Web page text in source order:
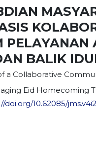
PELAYANAN
BALIK
a Collaborative
Eid Homecoming
doi.org/10.62085/